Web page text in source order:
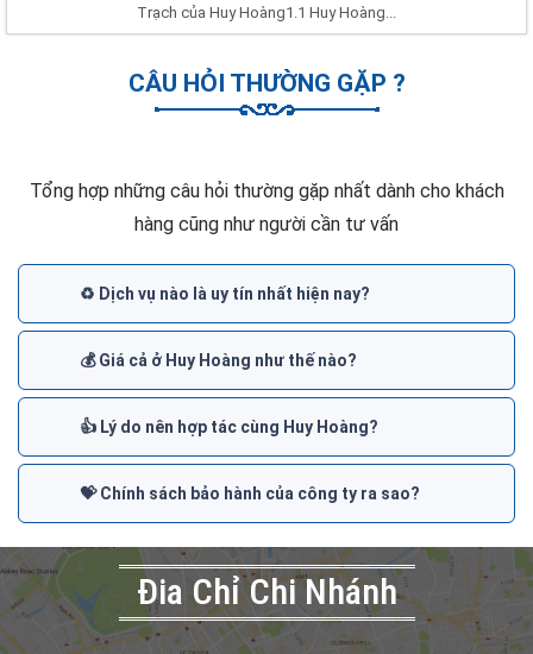
Trạch của Huy Hoàng1.1 Huy Hoàng...
CÂU HỎI THƯỜNG GẶP ?
Tổng hợp những câu hỏi thường gặp nhất dành cho khách
hàng cũng như người cần tư vấn
♻️ Dịch vụ nào là uy tín nhất hiện nay?
💰 Giá cả ở Huy Hoàng như thế nào?
👍 Lý do nên hợp tác cùng Huy Hoàng?
💝 Chính sách bảo hành của công ty ra sao?
Đia Chỉ Chi Nhánh